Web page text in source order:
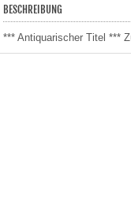
BESCHREIBUNG
*** Antiquarischer Titel ***